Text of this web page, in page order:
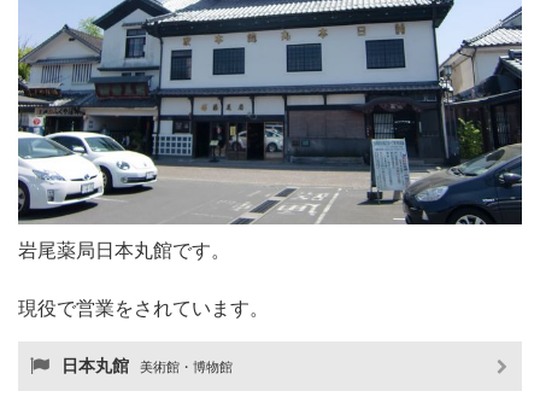
岩尾薬局日本丸館です。
現役で営業をされています。
日本丸館 美術館・博物館